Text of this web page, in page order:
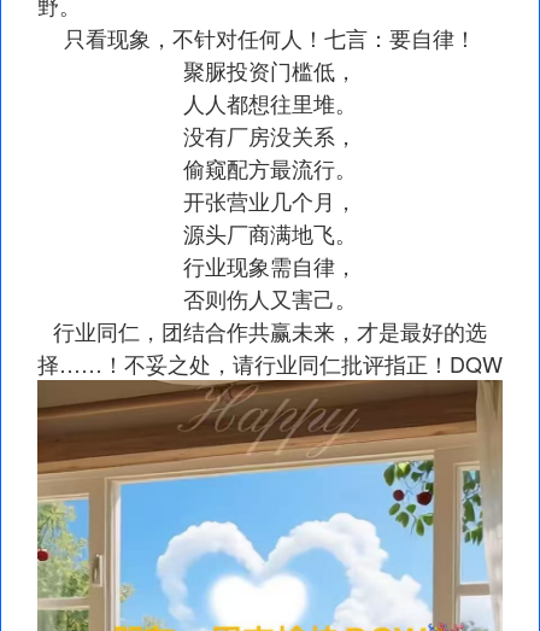
只看现象，不针对任何人！七言：要自律！
聚脲投资门槛低，
人人都想往里堆。
没有厂房没关系，
偷窥配方最流行。
开张营业几个月，
源头厂商满地飞。
行业现象需自律，
否则伤人又害己。
行业同仁，团结合作共赢未来，才是最好的选
择……！不妥之处，请行业同仁批评指正！DQW